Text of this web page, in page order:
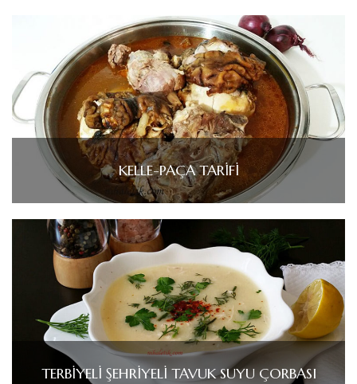
KELLE-PAÇA TARİFİ
TERBİYELİ ŞEHRİYELİ TAVUK SUYU ÇORBASI